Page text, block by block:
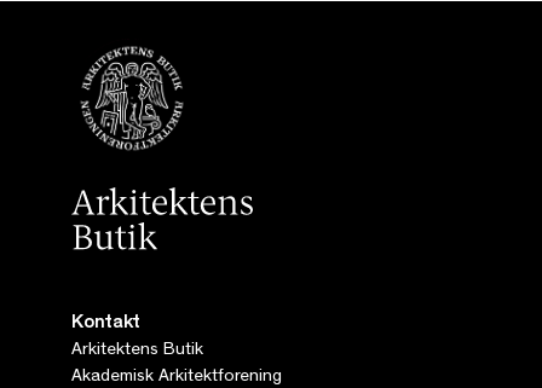
Kontakt
Arkitektens Butik
Akademisk Arkitektforening